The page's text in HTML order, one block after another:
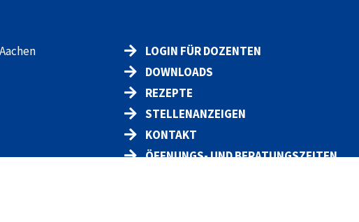
LOGIN FÜR DOZENTEN
DOWNLOADS
REZEPTE
STELLENANZEIGEN
KONTAKT
ÖFFNUNGS- UND BERATUNGSZEITEN